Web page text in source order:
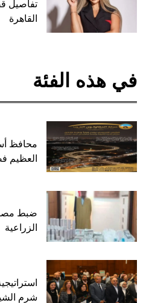
تفاصيل
القاهرة
في هذه الفئة
محافظ
العظيم
ضبط
الزراعية
شرم